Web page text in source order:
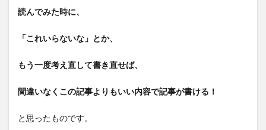
読んでみた時に、
「これいらないな」とか、
もう一度考え直して書き直せば、
間違いなくこの記事よりもいい内容で記事が書ける！
と思ったものです。